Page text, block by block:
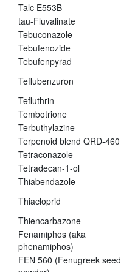
Talc E553B
tau-Fluvalinate
Tebuconazole
Tebufenozide
Tebufenpyrad
Teflubenzuron
Tefluthrin
Tembotrione
Terbuthylazine
Terpenoid blend QRD-460
Tetraconazole
Tetradecan-1-ol
Thiabendazole
Thiacloprid
Thiencarbazone
Fenamiphos (aka
phenamiphos)
FEN 560 (Fenugreek seed